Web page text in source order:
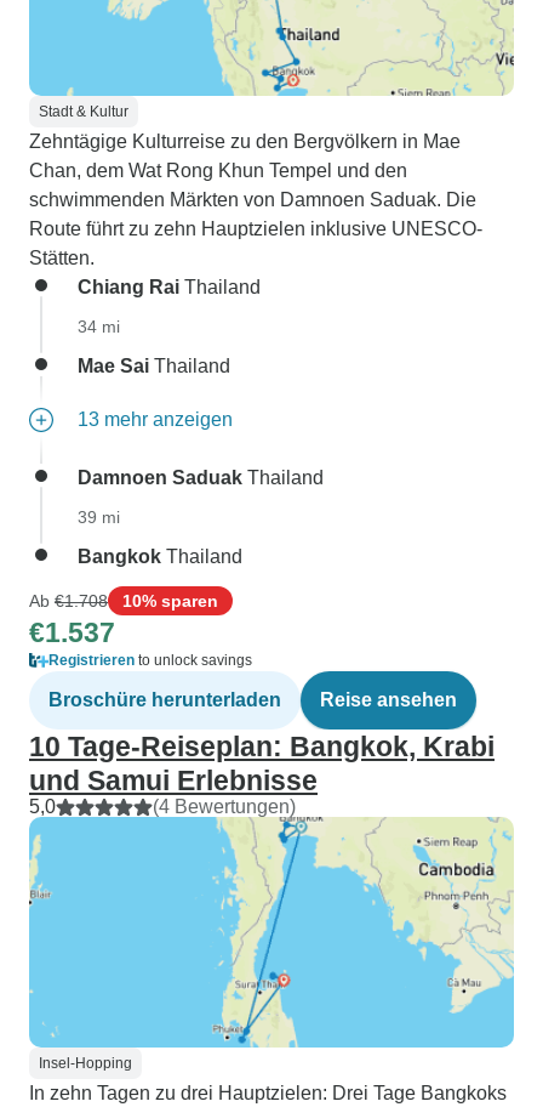
Stadt & Kultur
Zehntägige Kulturreise zu den Bergvölkern in Mae
Chan, dem Wat Rong Khun Tempel und den
schwimmenden Märkten von Damnoen Saduak. Die
Route führt zu zehn Hauptzielen inklusive UNESCO-
Stätten.
Chiang Rai Thailand
34 mi
Mae Sai Thailand
13 mehr anzeigen
Damnoen Saduak Thailand
39 mi
Bangkok Thailand
Ab €1.708 10% sparen
€1.537
Registrieren to unlock savings
Broschüre herunterladen Reise ansehen
10 Tage-Reiseplan: Bangkok, Krabi
und Samui Erlebnisse
5,0 (4 Bewertungen)
Insel-Hopping
In zehn Tagen zu drei Hauptzielen: Drei Tage Bangkoks